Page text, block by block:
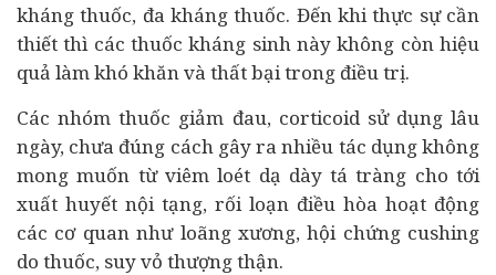
kháng thuốc, đa kháng thuốc. Đến khi thực sự cần
thiết thì các thuốc kháng sinh này không còn hiệu
quả làm khó khăn và thất bại trong điều trị.
Các nhóm thuốc giảm đau, corticoid sử dụng lâu
ngày, chưa đúng cách gây ra nhiều tác dụng không
mong muốn từ viêm loét dạ dày tá tràng cho tới
xuất huyết nội tạng, rối loạn điều hòa hoạt động
các cơ quan như loãng xương, hội chứng cushing
do thuốc, suy vỏ thượng thận.